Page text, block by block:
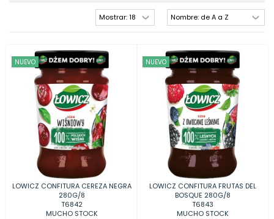
NUEVO
LOWICZ CONFITURA CEREZA NEGRA
280G/8
T6842
MUCHO STOCK
NUEVO
LOWICZ CONFITURA FRUTAS DEL
BOSQUE 280G/8
T6843
MUCHO STOCK